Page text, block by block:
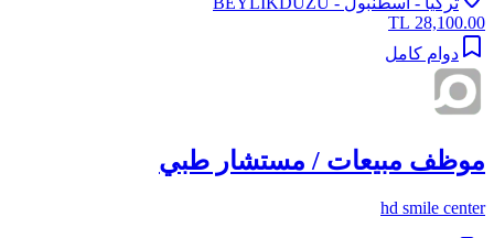
28,100.00 TL
دوام كامل
موظف مبيعات / مستشار طبي
hd smile center